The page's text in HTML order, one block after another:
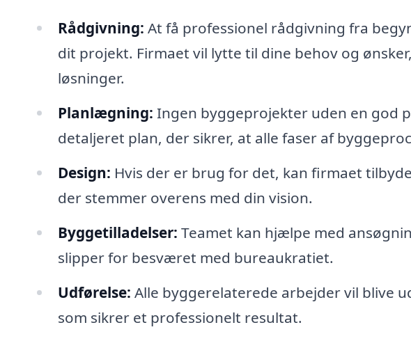
Rådgivning: At få professionel rådgivning fra
dit projekt. Firmaet vil lytte til dine behov og
løsninger.
Planlægning: Ingen byggeprojekter uden en god
detaljeret plan, der sikrer, at alle faser af
Design: Hvis der er brug for det, kan firmaet
der stemmer overens med din vision.
Byggetilladelser: Teamet kan hjælpe med
slipper for besværet med bureaukratiet.
Udførelse: Alle byggerelaterede arbejder vil blive
som sikrer et professionelt resultat.